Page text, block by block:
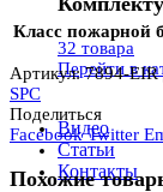
32 товара
Перейти в
Видео
Статьи
Контакты
Класс пожарной
Артикул:7894-
SPC
Поделиться
Facebook Twitter
Похожие